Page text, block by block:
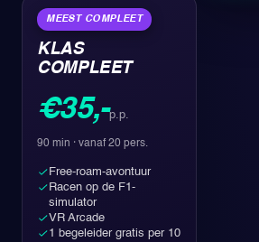
MEEST COMPLEET
KLAS
COMPLEET
€35,-p.p.
90 min · vanaf 20 pers.
Free-roam-avontuur
Racen op de F1-
simulator
VR Arcade
1 begeleider gratis per 10